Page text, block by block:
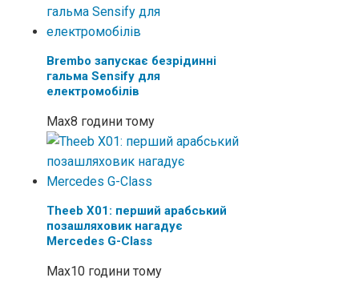
Brembo запускає безрідинні
гальма Sensify для
електромобілів
Max8 години тому
Theeb X01: перший арабський
позашляховик нагадує
Mercedes G-Class
Max10 години тому